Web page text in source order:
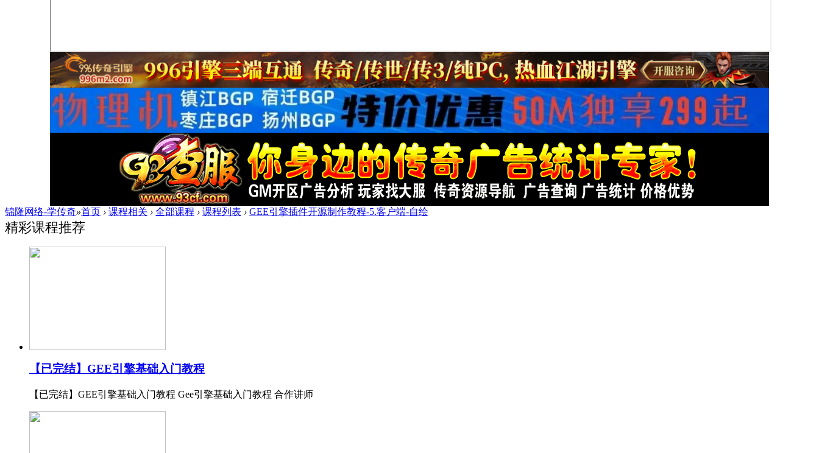
锦隆网络-学传奇»首页 › 课程相关 › 全部课程 › 课程列表 › GEE引擎插件开源制作教程-5.客户端-自绘
精彩课程推荐
【已完结】GEE引擎基础入门教程
【已完结】GEE引擎基础入门教程 Gee引擎基础入门教程 合作讲师